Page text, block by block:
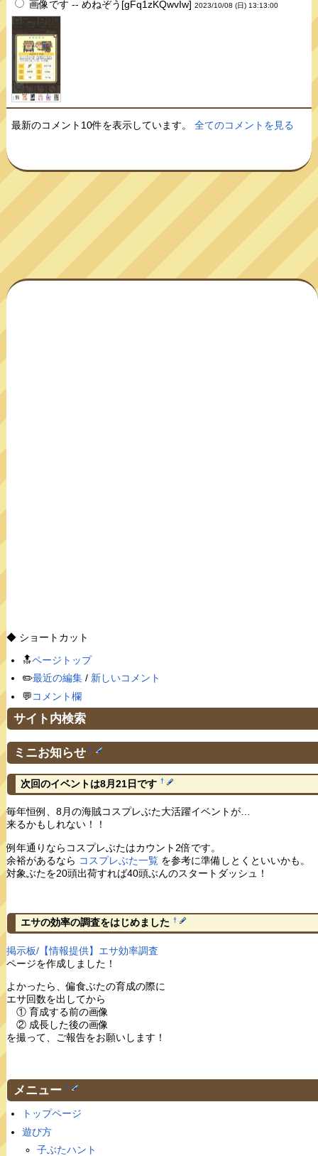
画像です -- めねぞう[gFq1zKQwvIw]2023/10/08 (日) 13:13:00
最新のコメント10件を表示しています。全てのコメントを見る
◆ ショートカット
🔝ページトップ
✏️最近の編集/ 新しいコメント
💬コメント欄
サイト内検索
ミニお知らせ †
次回のイベントは8月21日です †
毎年恒例、8月の海賊コスプレぶた大活躍イベントが…
来るかもしれない！！
例年通りならコスプレぶたはカウント2倍です。
余裕があるなら コスプレぶた一覧を参考に準備しとくといいかも。
対象ぶたを20頭出荷すれば40頭ぶんのスタートダッシュ！
エサの効率の調査をはじめました †
掲示板/【情報提供】エサ効率調査
ページを作成しました！
よかったら、偏食ぶたの育成の際に
エサ回数を出してから
① 育成する前の画像
② 成長した後の画像
を撮って、ご報告をお願いします！
メニュー †
トップページ
遊び方
子ぶたハント